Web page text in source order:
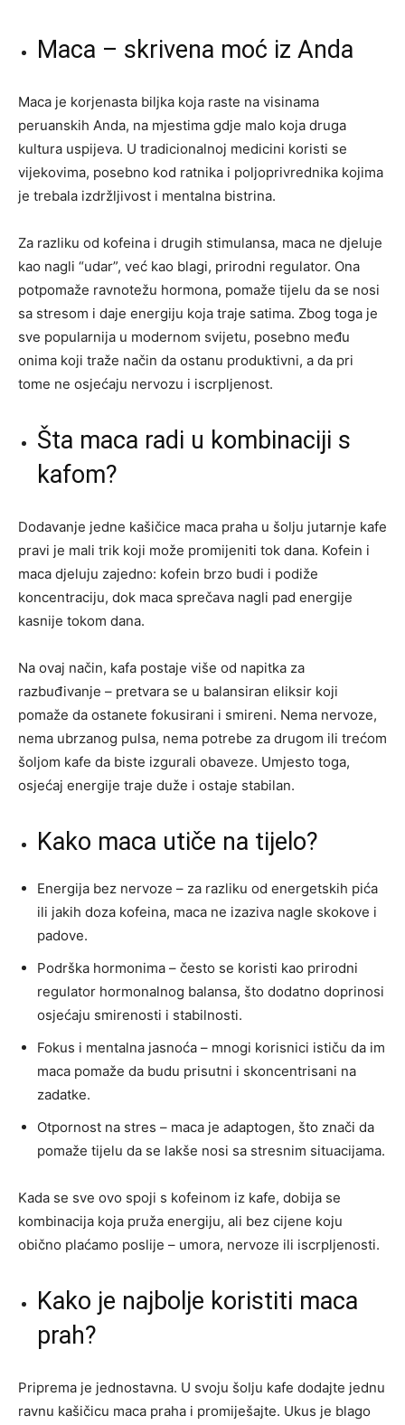
Maca – skrivena moć iz Anda
Maca je korjenasta biljka koja raste na visinama
peruanskih Anda, na mjestima gdje malo koja druga
kultura uspijeva. U tradicionalnoj medicini koristi se
vijekovima, posebno kod ratnika i poljoprivrednika kojima
je trebala izdržljivost i mentalna bistrina.
Za razliku od kofeina i drugih stimulansa, maca ne djeluje
kao nagli “udar”, već kao blagi, prirodni regulator. Ona
potpomaže ravnotežu hormona, pomaže tijelu da se nosi
sa stresom i daje energiju koja traje satima. Zbog toga je
sve popularnija u modernom svijetu, posebno među
onima koji traže način da ostanu produktivni, a da pri
tome ne osjećaju nervozu i iscrpljenost.
Šta maca radi u kombinaciji s
kafom?
Dodavanje jedne kašičice maca praha u šolju jutarnje kafe
pravi je mali trik koji može promijeniti tok dana. Kofein i
maca djeluju zajedno: kofein brzo budi i podiže
koncentraciju, dok maca sprečava nagli pad energije
kasnije tokom dana.
Na ovaj način, kafa postaje više od napitka za
razbuđivanje – pretvara se u balansiran eliksir koji
pomaže da ostanete fokusirani i smireni. Nema nervoze,
nema ubrzanog pulsa, nema potrebe za drugom ili trećom
šoljom kafe da biste izgurali obaveze. Umjesto toga,
osjećaj energije traje duže i ostaje stabilan.
Kako maca utiče na tijelo?
Energija bez nervoze – za razliku od energetskih pića
ili jakih doza kofeina, maca ne izaziva nagle skokove i
padove.
Podrška hormonima – često se koristi kao prirodni
regulator hormonalnog balansa, što dodatno doprinosi
osjećaju smirenosti i stabilnosti.
Fokus i mentalna jasnoća – mnogi korisnici ističu da im
maca pomaže da budu prisutni i skoncentrisani na
zadatke.
Otpornost na stres – maca je adaptogen, što znači da
pomaže tijelu da se lakše nosi sa stresnim situacijama.
Kada se sve ovo spoji s kofeinom iz kafe, dobija se
kombinacija koja pruža energiju, ali bez cijene koju
obično plaćamo poslije – umora, nervoze ili iscrpljenosti.
Kako je najbolje koristiti maca
prah?
Priprema je jednostavna. U svoju šolju kafe dodajte jednu
ravnu kašičicu maca praha i promiješajte. Ukus je blago